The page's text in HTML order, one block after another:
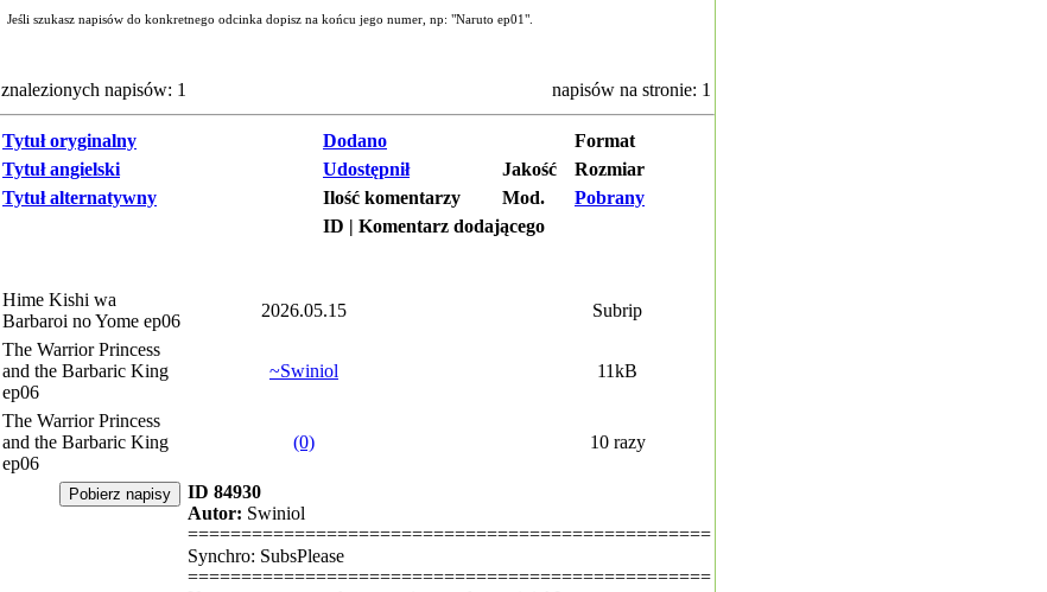
Jeśli szukasz napisów do konkretnego odcinka dopisz na końcu jego numer, np: "Naruto ep01".
znalezionych napisów: 1 napisów na stronie: 1
Tytuł oryginalny Dodano
Format
Tytuł angielski
Udostępnił Jakość
Rozmiar
Tytuł alternatywny
Ilość komentarzy Mod.
Pobrany
ID | Komentarz dodającego
Hime Kishi wa
Barbaroi no Yome ep06
2026.05.15
Subrip
The Warrior Princess
and the Barbaric King
ep06
~Swiniol 11kB
The Warrior Princess
and the Barbaric King
ep06
(0) 10 razy
ID 84930
Autor: Swiniol
=================================================
Synchro: SubsPlease
=================================================